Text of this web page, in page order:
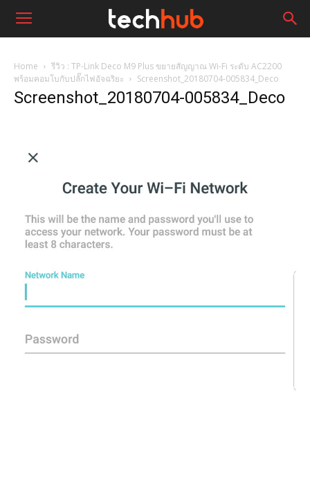
Home
รีวิว : TP-Link Deco M9 Plus ขยายสัญญาณ Wi-Fi ระดับ AC2200
พร้อมคอมโบกับปลั๊กไฟอัจฉริยะ
Screenshot_20180704-005834_Deco
Screenshot_20180704-005834_Deco